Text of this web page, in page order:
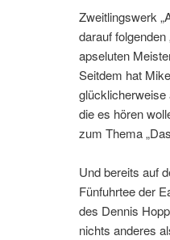
Zweitlingswerk
darauf
apseluten
Seitdem hat
glücklicherweise
die es hören
zum Thema
Und bereits auf
Fünfuhrtee der
des Dennis
nichts anderes